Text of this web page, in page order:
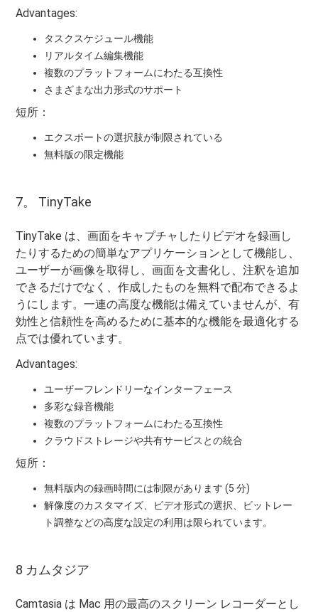
Advantages:
タスクスケジュール機能
リアルタイム編集機能
複数のプラットフォームにわたる互換性
さまざまな出力形式のサポート
短所：
エクスポートの選択肢が制限されている
無料版の限定機能
7。 TinyTake
TinyTake は、画面をキャプチャしたりビデオを録画し
たりするための簡単なアプリケーションとして機能し、
ユーザーが画像を取得し、画面を文書化し、注釈を追加
できるだけでなく、作成したものを無料で配布できるよ
うにします。一連の高度な機能は備えていませんが、有
効性と信頼性を高めるために基本的な機能を最適化する
点では優れています。
Advantages:
ユーザーフレンドリーなインターフェース
多彩な録音機能
複数のプラットフォームにわたる互換性
クラウドストレージや共有サービスとの統合
短所：
無料版内の録画時間には制限があります (5 分)
解像度のカスタマイズ、ビデオ形式の選択、ビットレー
ト調整などの高度な設定の利用は限られています。
8 カムタジア
Camtasia は Mac 用の最高のスクリーン レコーダーとし